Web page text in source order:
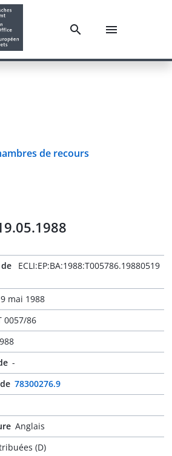
de recours
ECLI:EP:BA:1988:T005786.19880519
mai 1988
0057/86
-
78300276.9
Anglais
(D)